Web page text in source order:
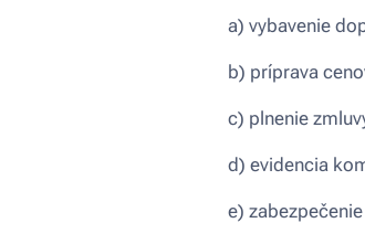
a) vybavenie
b) príprava
c) plnenie
d) evidencia
e)